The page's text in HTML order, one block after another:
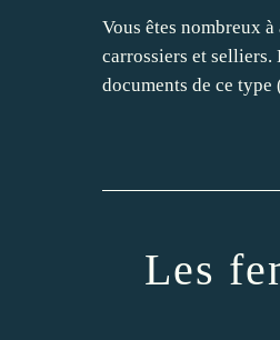
Vous êtes nombreux
carrossiers et
documents de ce
Les